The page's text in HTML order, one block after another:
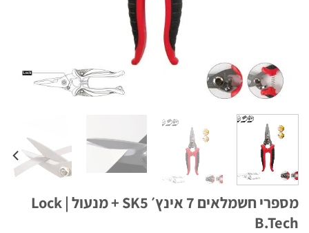
מספרי חשמלאים 7 אינץ׳ SK5 + מנעול Lock |